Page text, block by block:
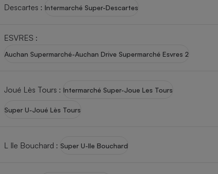
Descartes : Intermarché Super-Descartes
ESVRES :
Auchan Supermarché-Auchan Drive Supermarché Esvres 2
Joué Lès Tours : Intermarché Super-Joue Les Tours
Super U-Joué Lès Tours
L Ile Bouchard : Super U-Ile Bouchard